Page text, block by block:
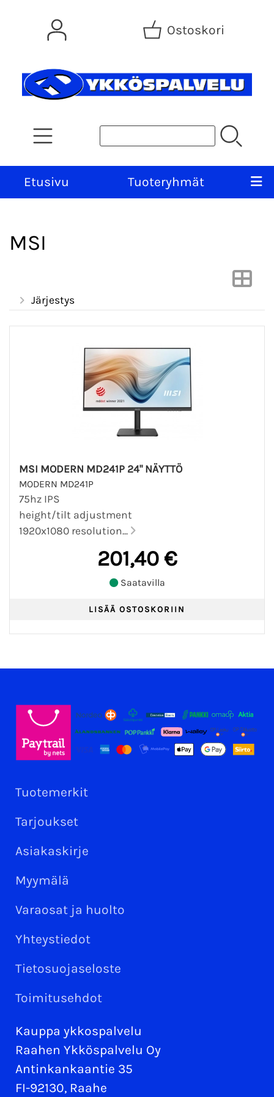
Ostoskori
Etusivu Tuoteryhmät
MSI
Järjestys
MSI MODERN MD241P 24" NÄYTTÖ
MODERN MD241P
75hz IPS
height/tilt adjustment
1920x1080 resolution...
201,40 €
Saatavilla
Tuotemerkit
Tarjoukset
Asiakaskirje
Myymälä
Varaosat ja huolto
Yhteystiedot
Tietosuojaseloste
Toimitusehdot
Kauppa ykkospalvelu
Raahen Ykköspalvelu Oy
Antinkankaantie 35
FI-92130, Raahe